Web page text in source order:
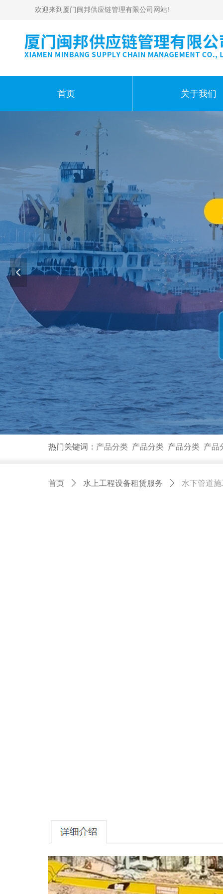
欢迎来到厦门闽邦供应链管理有限公司网站!
首页 关于我们
넳
首页 ꄲ 水上工程设备租赁服务 ꄲ 水下管道
热门关键词： 产品分类 产品分类 产品分类 产品